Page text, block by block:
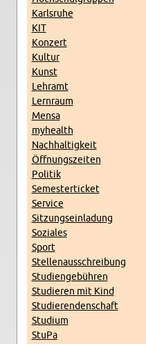
Karl­sruhe
KIT
Konz­ert
Kul­tur
Kunst
Lehramt
Lern­raum
Mensa
my­health
Nach­haltigkeit
Öff­nungszeiten
Poli­tik
Se­mes­terticket
Ser­vice
Sitzung­sein­ladung
Soziales
Sport
Stel­lenauss­chrei­bung
Stu­di­engebühren
Studieren mit Kind
Studieren­den­schaft
Studium
StuPa